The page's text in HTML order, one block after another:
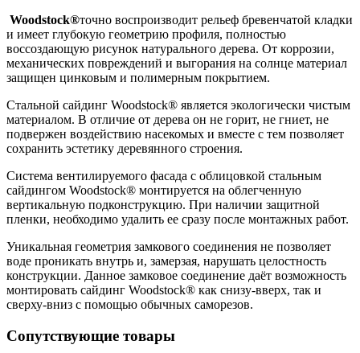
Woodstock®точно воспроизводит рельеф бревенчатой кладки
и имеет глубокую геометрию профиля, полностью
воссоздающую рисунок натурального дерева. От коррозии,
механических повреждений и выгорания на солнце материал
защищен цинковым и полимерным покрытием.
Стальной сайдинг Woodstock® является экологически чистым
материалом. В отличие от дерева он не горит, не гниет, не
подвержен воздействию насекомых и вместе с тем позволяет
сохранить эстетику деревянного строения.
Система вентилируемого фасада с облицовкой стальным
сайдингом Woodstock® монтируется на облегченную
вертикальную подконструкцию. При наличии защитной
пленки, необходимо удалить ее сразу после монтажных работ.
Уникальная геометрия замкового соединения не позволяет
воде проникать внутрь и, замерзая, нарушать целостность
конструкции. Данное замковое соединение даёт возможность
монтировать сайдинг Woodstock® как снизу-вверх, так и
сверху-вниз c помощью обычных саморезов.
Сопутствующие товары